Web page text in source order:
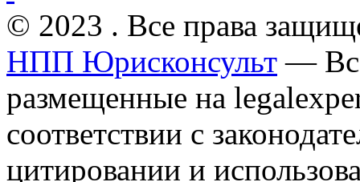
© 2023 . Все права
НПП Юрисконсульт —
размещенные на
соответствии с
цитировании и